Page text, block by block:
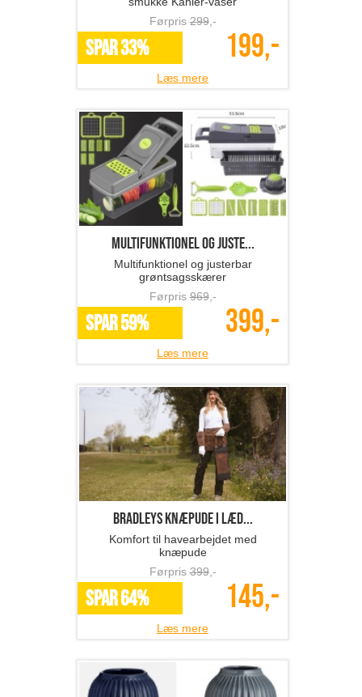
Førpris299,-
SPAR 33% 199,-
Læs mere
Multifunktionel og juste...
Multifunktionel og justerbar
grøntsagsskærer
Førpris969,-
SPAR 59% 399,-
Læs mere
BRADLEYS knæpude i læd...
Komfort til havearbejdet med
knæpude
Førpris399,-
SPAR 64% 145,-
Læs mere